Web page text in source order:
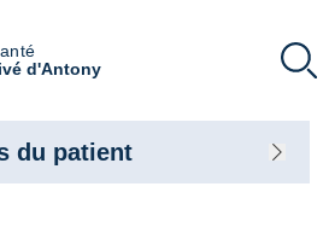
d'Antony
du patient